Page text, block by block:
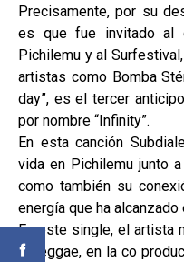
Precisamente, por su
es que fue invitado al
Pichilemu y al
artistas como Bomba
day”, es el tercer
por nombre “Infinity”.
En esta canción
vida en Pichilemu junto
como también su
energía que ha
En este single, el artista
el reggae, en la co